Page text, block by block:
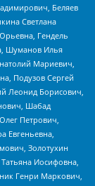
Беляев
Светлана
Гендель
Шуманов Илья
Мариевич,
Подузов Сергей
Леонид Борисович,
Шабад
Петрович,
Евгеньевна,
Золотухин
Иосифовна,
Генри Маркович,